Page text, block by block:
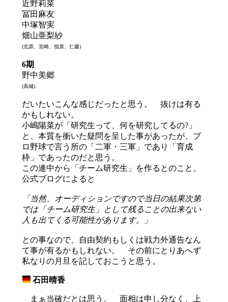
近野莉菜
冨田麻友
中塚智実
畑山亜梨紗
(北原、宮崎、指原、仁藤)
6期
野中美郷
(高城)
だいたいこんな感じだったと思う。 抜けは有る
かもしれない。
小嶋陽菜が「研究生って、何を研究してるの?」
と、本質を衝いた疑問を呈した事があったが、プ
ロ野球で言う所の「二軍・三軍」であり「育成
枠」であったのだと思う。
この連中から「チーム研究生」を作るとのこと。
公式ブログによると
「当然、オーディションですので当日の結果次第
では「チーム研究生」として残ることの出来ない
人も出てくる可能性があります。」
との事なので、自由契約もしくは戦力外通告なん
て事が有るかもしれない。 その前にとりあへず
私なりの月旦を記しておこうと思う。
石田晴香
まぁ当確だとは思う。 面相は申し分なく、上